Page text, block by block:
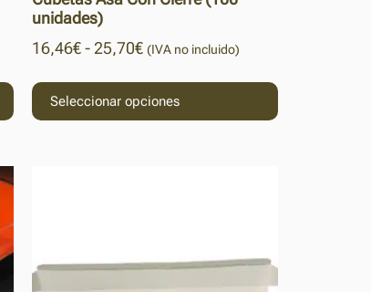
unidades)
16,46€- 25,70€ (IVA no incluido)
Seleccionar opciones